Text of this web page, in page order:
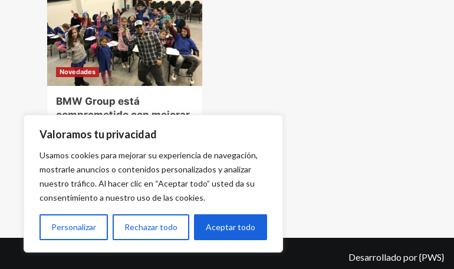
Valoramos tu privacidad
Usamos cookies para mejorar su experiencia de navegación,
mostrarle anuncios o contenidos personalizados y analizar
nuestro tráfico. Al hacer clic en “Aceptar todo” usted da su
consentimiento a nuestro uso de las cookies.
Personalizar Rechazar todo Aceptar todo
Novedades
BMW Group está
comprometido con mejorar
la educación en todo el
mundo: “piensa de manera
global, actúa de manera
local”
29 de enero de 2020 - 11:14 am
Desarrollado por{PWS}